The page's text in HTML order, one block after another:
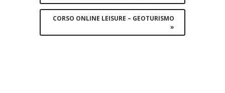
CORSO ONLINE LEISURE – GEOTURISMO
»